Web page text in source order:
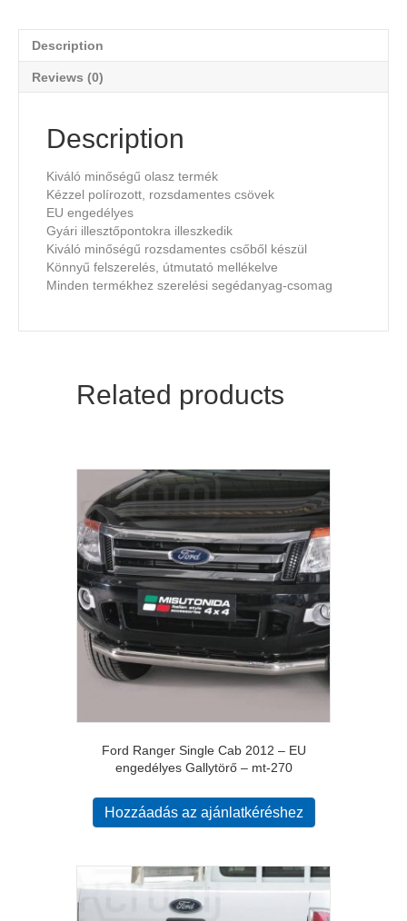
Description
Reviews (0)
Description
Kiváló minőségű olasz termék
Kézzel polírozott, rozsdamentes csövek
EU engedélyes
Gyári illesztőpontokra illeszkedik
Kiváló minőségű rozsdamentes csőből készül
Könnyű felszerelés, útmutató mellékelve
Minden termékhez szerelési segédanyag-csomag
Related products
Ford Ranger Single Cab 2012 – EU
engedélyes Gallytörő – mt-270
Hozzáadás az ajánlatkéréshez